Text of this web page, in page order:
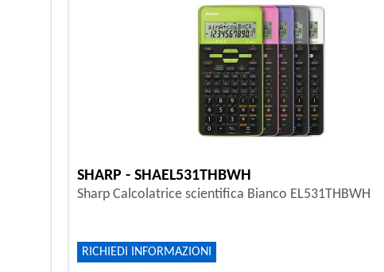
SHARP - SHAEL531THBWH
Sharp Calcolatrice scientifica Bianco EL531THBWH
RICHIEDI INFORMAZIONI